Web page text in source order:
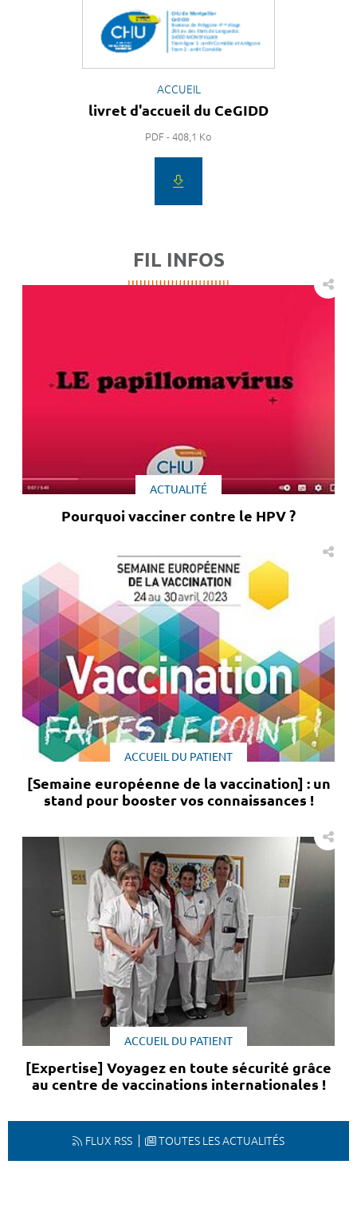
ACCUEIL
livret d'accueil du CeGIDD
PDF - 408,1 Ko
FIL INFOS
ACTUALITÉ
Pourquoi vacciner contre le HPV ?
ACCUEIL DU PATIENT
[Semaine européenne de la vaccination] : un
stand pour booster vos connaissances !
ACCUEIL DU PATIENT
[Expertise] Voyagez en toute sécurité grâce
au centre de vaccinations internationales !
FLUX RSS TOUTES LES ACTUALITÉS